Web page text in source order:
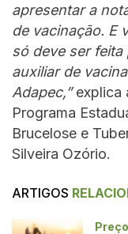
apresentar a
de vacinação. E
só deve ser
auxiliar de
Adapec,”explica
Programa
Brucelose e
Silveira Ozório.
ARTIGOS